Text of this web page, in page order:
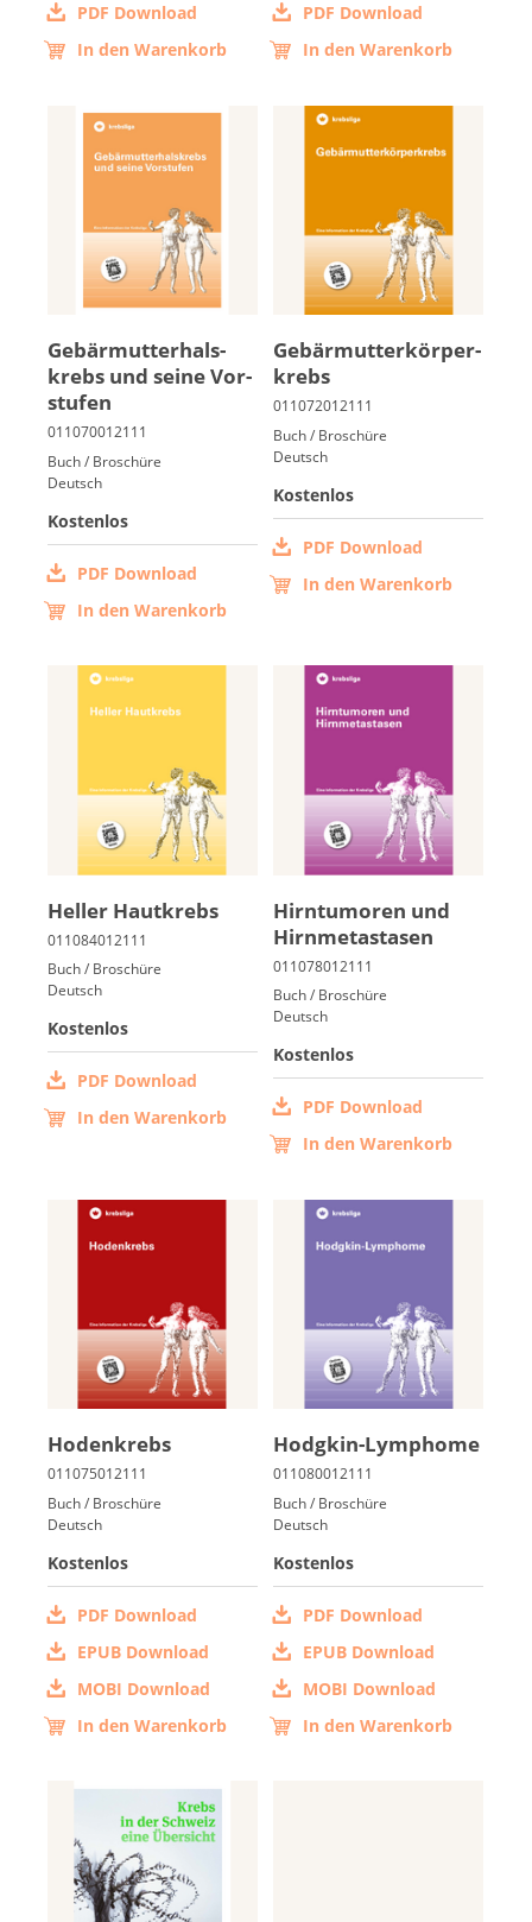
PDF Download
In den Warenkorb
PDF Download
In den Warenkorb
Ge­bär­mut­ter­hals­
krebs und sei­ne Vor­
stu­fen
Buch / Broschüre
Deutsch
Kostenlos
PDF Download
In den Warenkorb
Ge­bär­mut­ter­kör­per­
krebs
Buch / Broschüre
Deutsch
Kostenlos
PDF Download
In den Warenkorb
Hel­ler Haut­krebs
Buch / Broschüre
Deutsch
Kostenlos
PDF Download
In den Warenkorb
Hirn­tu­mo­ren und
Hirn­me­ta­sta­sen
Buch / Broschüre
Deutsch
Kostenlos
PDF Download
In den Warenkorb
Ho­den­krebs
Buch / Broschüre
Deutsch
Kostenlos
PDF Download
EPUB Download
MOBI Download
In den Warenkorb
Hodg­kin-Lym­pho­me
Buch / Broschüre
Deutsch
Kostenlos
PDF Download
EPUB Download
MOBI Download
In den Warenkorb